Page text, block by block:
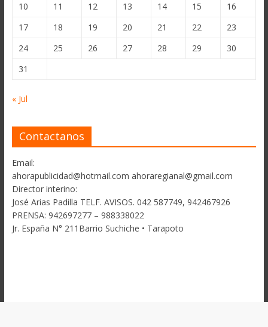
10
11 12 13 14 15
16
17
18 19 20 21 22
23
24
25 26 27 28 29
30
31
« Jul
Contactanos
Email:
ahorapublicidad@hotmail.com ahoraregianal@gmail.com
Director interino:
José Arias Padilla TELF. AVISOS. 042 587749, 942467926
PRENSA: 942697277 – 988338022
Jr. España N° 211Barrio Suchiche • Tarapoto